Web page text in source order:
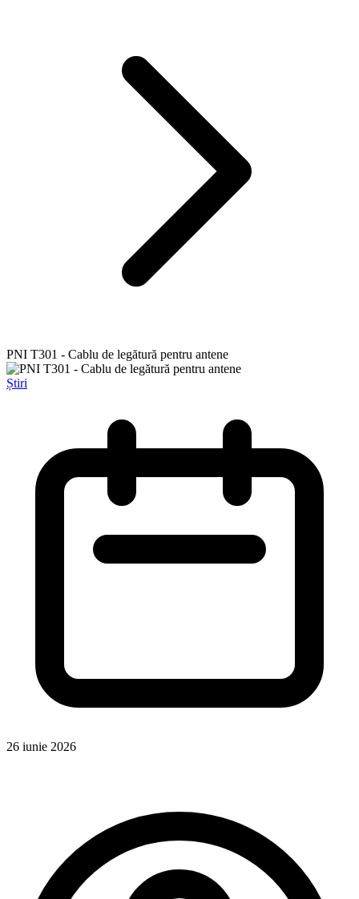
PNI T301 - Cablu de legătură pentru antene
Știri
26 iunie 2026